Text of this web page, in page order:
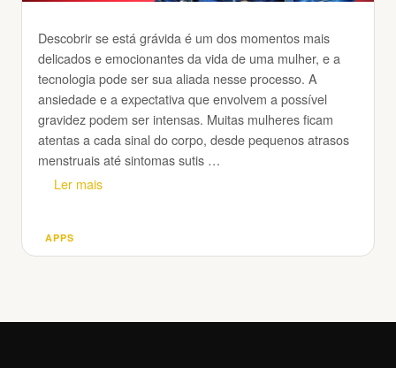
Descobrir se está grávida é um dos momentos mais
delicados e emocionantes da vida de uma mulher, e a
tecnologia pode ser sua aliada nesse processo. A
ansiedade e a expectativa que envolvem a possível
gravidez podem ser intensas. Muitas mulheres ficam
atentas a cada sinal do corpo, desde pequenos atrasos
menstruais até sintomas sutis …
Ler mais
Categorias
APPS